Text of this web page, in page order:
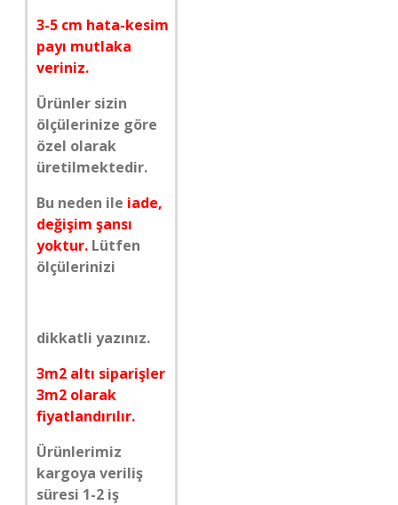
3-5 cm hata-kesim
payı mutlaka
veriniz.
Ürünler sizin
ölçülerinize göre
özel olarak
üretilmektedir.
Bu neden ile iade,
değişim şansı
yoktur. Lütfen
ölçülerinizi
dikkatli yazınız.
3m2 altı siparişler
3m2 olarak
fiyatlandırılır.
Ürünlerimiz
kargoya veriliş
süresi 1-2 iş